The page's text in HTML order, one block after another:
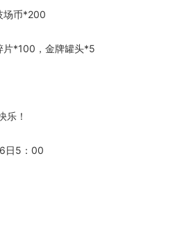
场币*200
片*100，金牌罐头*5
乐！
日5：00